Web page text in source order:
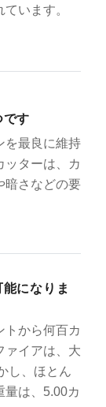
います。
す
を最良に維持
ッターは、カ
暗さなどの要
になりま
トから何百カ
ァイアは、大
し、ほとん
量は、5.00カ